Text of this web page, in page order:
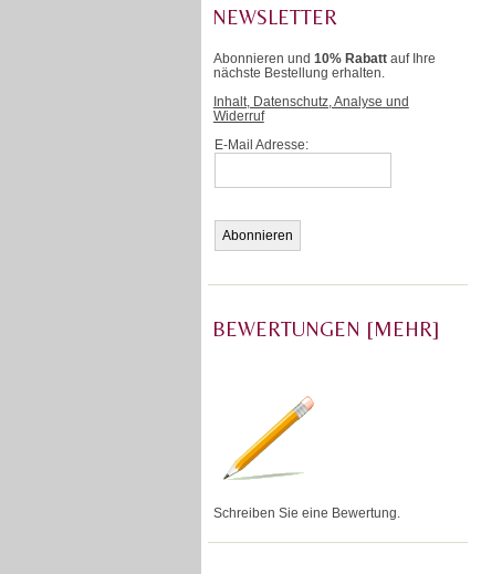
NEWSLETTER
Abonnieren und 10% Rabattauf Ihre
nächste Bestellung erhalten.
Inhalt, Datenschutz, Analyse und
Widerruf
E-Mail Adresse:
BEWERTUNGEN [MEHR]
Schreiben Sie eine Bewertung.